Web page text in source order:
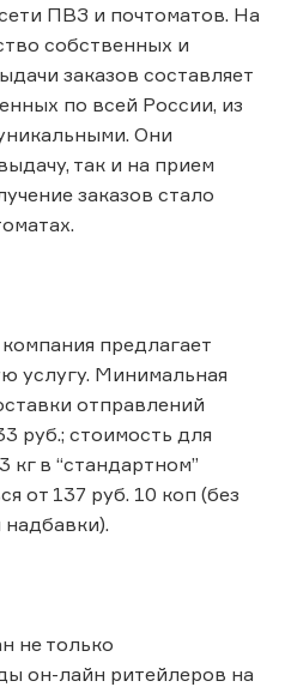
ПВЗ и почтоматов. На
собственных и
заказов составляет
по всей России, из
Они
так и на прием
заказов стало
предлагает
услугу. Минимальная
отправлений
руб.; стоимость для
в “стандартном”
от 137 руб. 10 коп (без
не только
он-лайн ритейлеров на